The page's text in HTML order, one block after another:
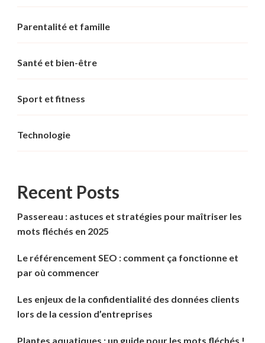
Parentalité et famille
Santé et bien-être
Sport et fitness
Technologie
Recent Posts
Passereau : astuces et stratégies pour maîtriser les
mots fléchés en 2025
Le référencement SEO : comment ça fonctionne et
par où commencer
Les enjeux de la confidentialité des données clients
lors de la cession d’entreprises
Plantes aquatiques : un guide pour les mots fléchés !